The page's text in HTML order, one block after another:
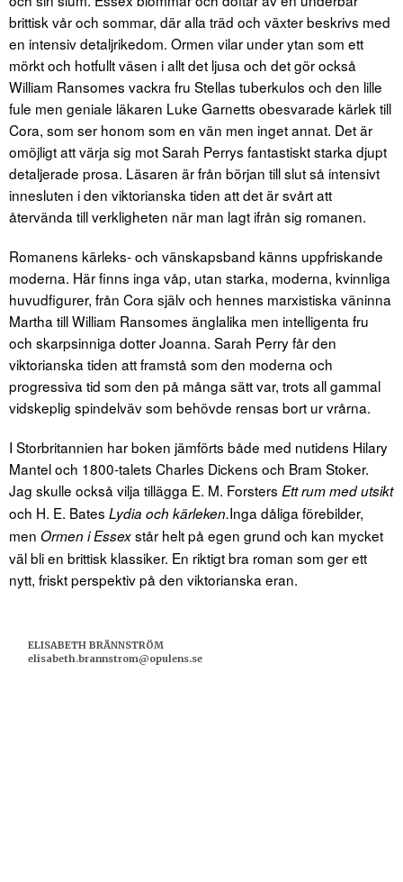
brittisk vår och sommar, där alla träd och växter beskrivs med
en intensiv detaljrikedom. Ormen vilar under ytan som ett
mörkt och hotfullt väsen i allt det ljusa och det gör också
William Ransomes vackra fru Stellas tuberkulos och den lille
fule men geniale läkaren Luke Garnetts obesvarade kärlek till
Cora, som ser honom som en vän men inget annat. Det är
omöjligt att värja sig mot Sarah Perrys fantastiskt starka djupt
detaljerade prosa. Läsaren är från början till slut så intensivt
innesluten i den viktorianska tiden att det är svårt att
återvända till verkligheten när man lagt ifrån sig romanen.
Romanens kärleks- och vänskapsband känns uppfriskande
moderna. Här finns inga våp, utan starka, moderna, kvinnliga
huvudfigurer, från Cora själv och hennes marxistiska väninna
Martha till William Ransomes änglalika men intelligenta fru
och skarpsinniga dotter Joanna. Sarah Perry får den
viktorianska tiden att framstå som den moderna och
progressiva tid som den på många sätt var, trots all gammal
vidskeplig spindelväv som behövde rensas bort ur vrårna.
I Storbritannien har boken jämförts både med nutidens Hilary
Mantel och 1800-talets Charles Dickens och Bram Stoker.
Jag skulle också vilja tillägga E. M. Forsters Ett rum med utsikt
och H. E. Bates Lydia och kärleken.Inga dåliga förebilder,
men Ormen i Essexstår helt på egen grund och kan mycket
väl bli en brittisk klassiker. En riktigt bra roman som ger ett
nytt, friskt perspektiv på den viktorianska eran.
ELISABETH BRÄNNSTRÖM
elisabeth.brannstrom@opulens.se